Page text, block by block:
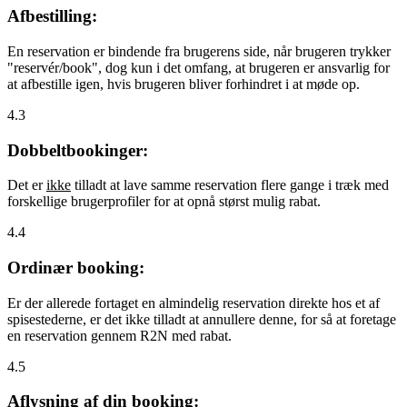
Afbestilling:
En reservation er bindende fra brugerens side, når brugeren trykker
"reservér/book", dog kun i det omfang, at brugeren er ansvarlig for
at afbestille igen, hvis brugeren bliver forhindret i at møde op.
4.3
Dobbeltbookinger:
Det erikke tilladt at lave samme reservation flere gange i træk med
forskellige brugerprofiler for at opnå størst mulig rabat.
4.4
Ordinær booking:
Er der allerede fortaget en almindelig reservation direkte hos et af
spisestederne, er det ikke tilladt at annullere denne, for så at foretage
en reservation gennem R2N med rabat.
4.5
Aflysning af din booking: